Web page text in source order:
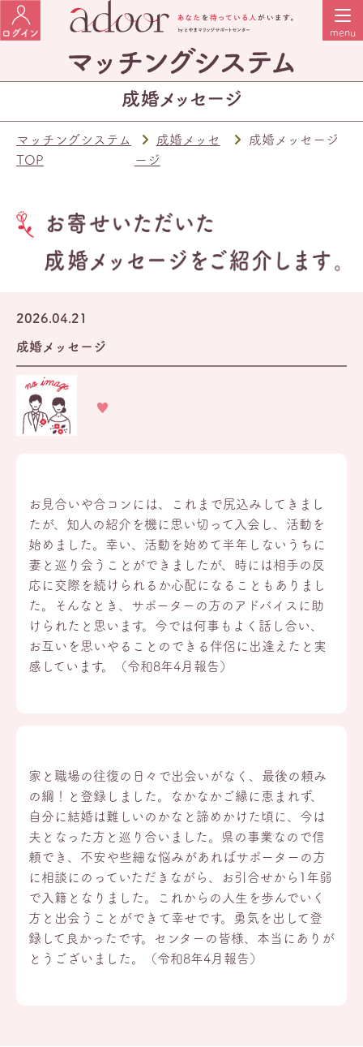
マッチングシステム
TOP
成婚メッセ
ージ
成婚メッセージ
2026.04.21
成婚メッセージ
お見合いや合コンには、これまで尻込みしてきまし
たが、知人の紹介を機に思い切って入会し、活動を
始めました。幸い、活動を始めて半年しないうちに
妻と巡り会うことができましたが、時には相手の反
応に交際を続けられるか心配になることもありまし
た。そんなとき、サポーターの方のアドバイスに助
けられたと思います。今では何事もよく話し合い、
お互いを思いやることのできる伴侶に出逢えたと実
感しています。（令和8年4月報告）
家と職場の往復の日々で出会いがなく、最後の頼み
の綱！と登録しました。なかなかご縁に恵まれず、
自分に結婚は難しいのかなと諦めかけた頃に、今は
夫となった方と巡り合いました。県の事業なので信
頼でき、不安や些細な悩みがあればサポーターの方
に相談にのっていただきながら、お引合せから1年弱
で入籍となりました。これからの人生を歩んでいく
方と出会うことができて幸せです。勇気を出して登
録して良かったです。センターの皆様、本当にありが
とうございました。（令和8年4月報告）